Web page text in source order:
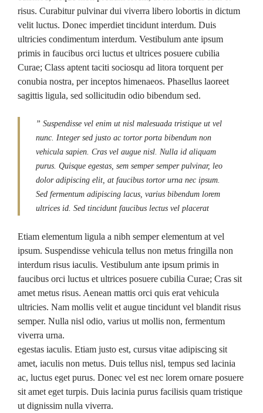
risus. Curabitur pulvinar dui viverra libero lobortis in dictum
velit luctus. Donec imperdiet tincidunt interdum. Duis
ultricies condimentum interdum. Vestibulum ante ipsum
primis in faucibus orci luctus et ultrices posuere cubilia
Curae; Class aptent taciti sociosqu ad litora torquent per
conubia nostra, per inceptos himenaeos. Phasellus laoreet
sagittis ligula, sed sollicitudin odio bibendum sed.
” Suspendisse vel enim ut nisl malesuada tristique ut vel
nunc. Integer sed justo ac tortor porta bibendum non
vehicula sapien. Cras vel augue nisl. Nulla id aliquam
purus. Quisque egestas, sem semper semper pulvinar, leo
dolor adipiscing elit, at faucibus tortor urna nec ipsum.
Sed fermentum adipiscing lacus, varius bibendum lorem
ultrices id. Sed tincidunt faucibus lectus vel placerat
Etiam elementum ligula a nibh semper elementum at vel
ipsum. Suspendisse vehicula tellus non metus fringilla non
interdum risus iaculis. Vestibulum ante ipsum primis in
faucibus orci luctus et ultrices posuere cubilia Curae; Cras sit
amet metus risus. Aenean mattis orci quis erat vehicula
ultricies. Nam mollis velit et augue tincidunt vel blandit risus
semper. Nulla nisl odio, varius ut mollis non, fermentum
viverra urna.
egestas iaculis. Etiam justo est, cursus vitae adipiscing sit
amet, iaculis non metus. Duis tellus nisl, tempus sed lacinia
ac, luctus eget purus. Donec vel est nec lorem ornare posuere
sit amet eget turpis. Duis lacinia purus facilisis quam tristique
ut dignissim nulla viverra.